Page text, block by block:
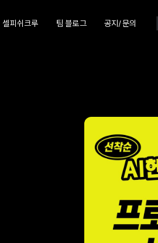
셀피쉬크루 팀 블로그 공지/문의